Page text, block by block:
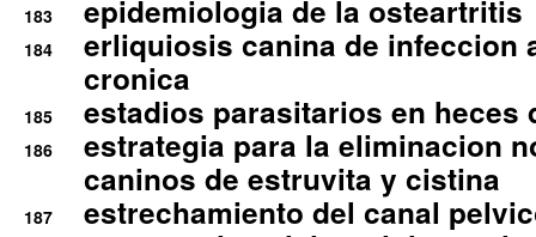
183 epidemiologia de la osteartritis
184
erliquiosis canina de infeccion
cronica
185 estadios parasitarios en heces
186
estrategia para la eliminacion
caninos de estruvita y cistina
187
estrechamiento del canal